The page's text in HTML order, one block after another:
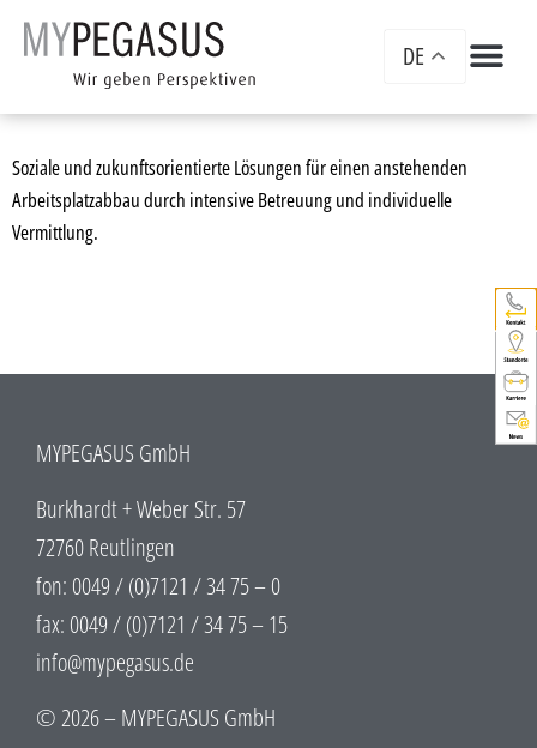
DE
Soziale und zukunftsorientierte Lösungen für einen anstehenden
Arbeitsplatzabbau durch intensive Betreuung und individuelle
Vermittlung.
MYPEGASUS GmbH
Burkhardt + Weber Str. 57
72760 Reutlingen
fon: 0049 / (0)7121 / 34 75 – 0
fax: 0049 / (0)7121 / 34 75 – 15
info@mypegasus.de
© 2026 – MYPEGASUS GmbH